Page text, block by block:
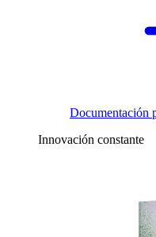
Documentación
Innovación constante